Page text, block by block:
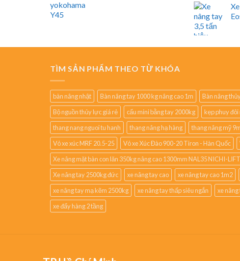
TÌM SẢN PHẨM THEO TỪ KHÓA
bàn nâng nhật Bàn nâng tay 1000 kg nâng cao 1m Bàn nâng
Bộ nguồn thủy lực giá rẻ
cẩu mini bằng tay 2000kg kẹp phuy đôi
thang nang nguoi tu hanh
thang nâng hạ hàng thang nâng mỹ
Vỏ xe xúc MRF 20.5-25
Vỏ xe Xúc Đào 900-20 Tiron - Hàn Quốc
Xe nâng mặt bàn con lăn 350kg nâng cao 1300mm NAL35 NICHI-
Xe nâng tay 2500kg đức
xe nâng tay cao xe nâng tay cao 1m2
xe nâng tay mạ kẽm 2500kg
xe nâng tay thấp siêu ngắn xe
xe đẩy hàng 2 tầng